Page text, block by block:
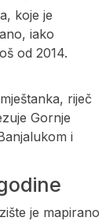
koje je
iako
od 2014.
riječ
Gornje
i
je mapirano